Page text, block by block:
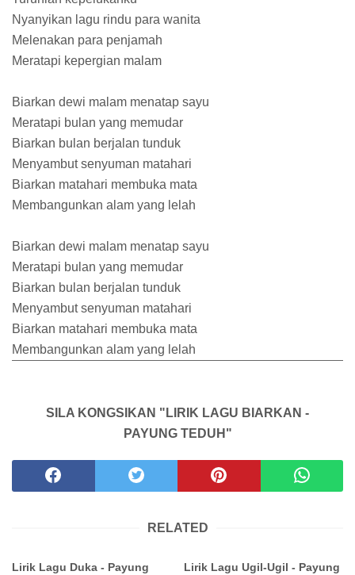
Nyanyikan lagu rindu para wanita
Melenakan para penjamah
Meratapi kepergian malam
Biarkan dewi malam menatap sayu
Meratapi bulan yang memudar
Biarkan bulan berjalan tunduk
Menyambut senyuman matahari
Biarkan matahari membuka mata
Membangunkan alam yang lelah
Biarkan dewi malam menatap sayu
Meratapi bulan yang memudar
Biarkan bulan berjalan tunduk
Menyambut senyuman matahari
Biarkan matahari membuka mata
Membangunkan alam yang lelah
SILA KONGSIKAN "LIRIK LAGU BIARKAN -
PAYUNG TEDUH"
RELATED
Lirik Lagu Duka - Payung
Lirik Lagu Ugil-Ugil - Payung